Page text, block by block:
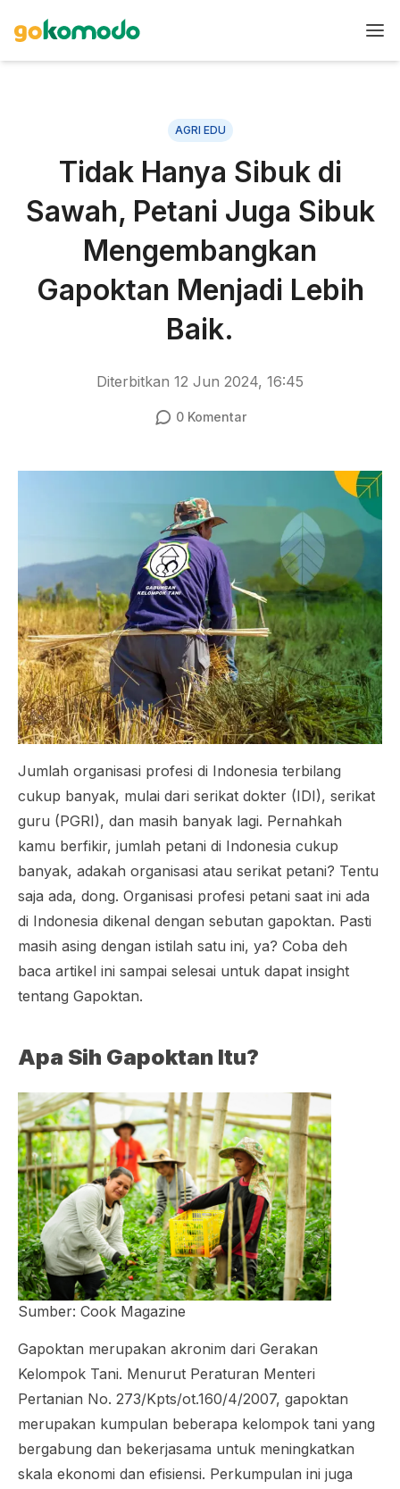
AGRI EDU
Tidak Hanya Sibuk di
Sawah, Petani Juga Sibuk
Mengembangkan
Gapoktan Menjadi Lebih
Baik.
Diterbitkan 12 Jun 2024, 16:45
0Komentar
Jumlah organisasi profesi di Indonesia terbilang
cukup banyak, mulai dari serikat dokter (IDI), serikat
guru (PGRI), dan masih banyak lagi. Pernahkah
kamu berfikir, jumlah petani di Indonesia cukup
banyak, adakah organisasi atau serikat petani? Tentu
saja ada, dong. Organisasi profesi petani saat ini ada
di Indonesia dikenal dengan sebutan gapoktan. Pasti
masih asing dengan istilah satu ini, ya? Coba deh
baca artikel ini sampai selesai untuk dapat insight
tentang Gapoktan.
Apa Sih Gapoktan Itu?
Sumber: Cook Magazine
Gapoktan merupakan akronim dari Gerakan
Kelompok Tani. Menurut Peraturan Menteri
Pertanian No. 273/Kpts/ot.160/4/2007, gapoktan
merupakan kumpulan beberapa kelompok tani yang
bergabung dan bekerjasama untuk meningkatkan
skala ekonomi dan efisiensi. Perkumpulan ini juga